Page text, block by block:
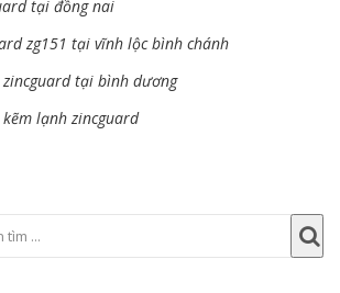
tại đồng nai
zg151 tại vĩnh lộc bình chánh
tại bình dương
lạnh zincguard